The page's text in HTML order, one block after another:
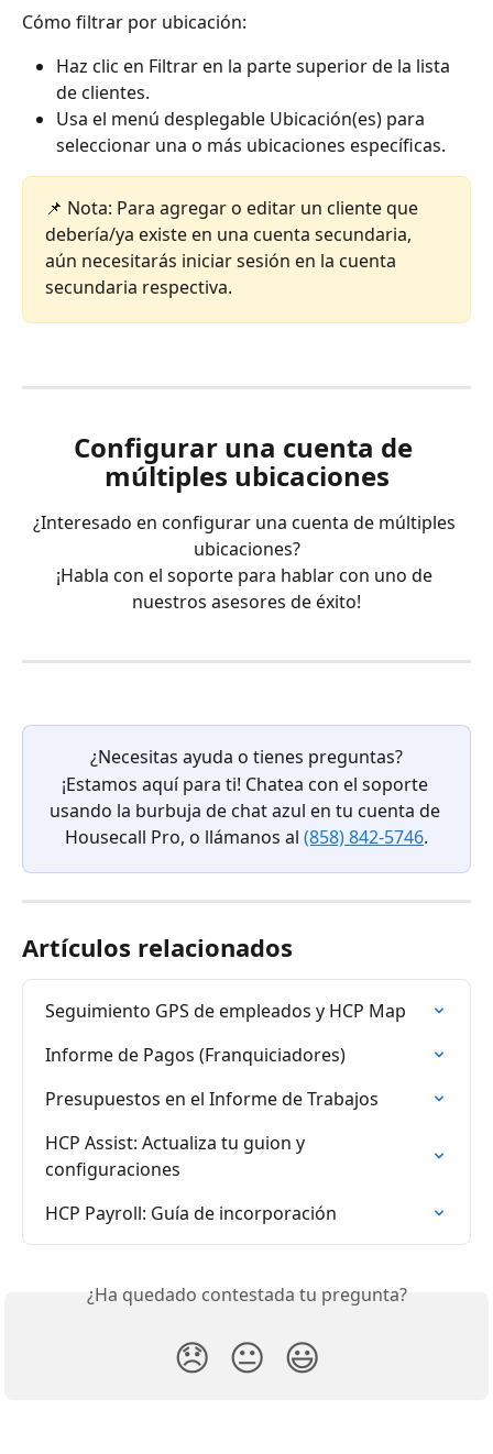
Cómo filtrar por ubicación:
Haz clic en Filtrar en la parte superior de la lista
de clientes.
Usa el menú desplegable Ubicación(es) para
seleccionar una o más ubicaciones específicas.
📌 Nota: Para agregar o editar un cliente que
debería/ya existe en una cuenta secundaria,
aún necesitarás iniciar sesión en la cuenta
secundaria respectiva.
Configurar una cuenta de
múltiples ubicaciones
¿Interesado en configurar una cuenta de múltiples
ubicaciones?
¡Habla con el soporte para hablar con uno de
nuestros asesores de éxito!
¿Necesitas ayuda o tienes preguntas?
¡Estamos aquí para ti! Chatea con el soporte
usando la burbuja de chat azul en tu cuenta de
Housecall Pro, o llámanos al (858) 842-5746.
Artículos relacionados
Seguimiento GPS de empleados y HCP Map
Informe de Pagos (Franquiciadores)
Presupuestos en el Informe de Trabajos
HCP Assist: Actualiza tu guion y
configuraciones
HCP Payroll: Guía de incorporación
¿Ha quedado contestada tu pregunta?
😞 😐 😃